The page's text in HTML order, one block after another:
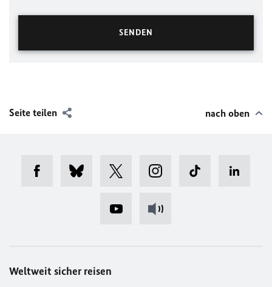
Seite teilen nach oben
Weltweit sicher reisen